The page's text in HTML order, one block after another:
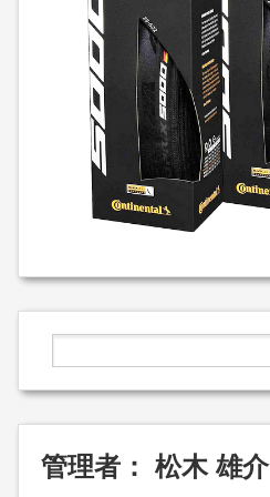
管理者： 松木 雄介